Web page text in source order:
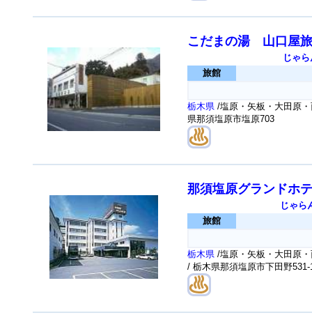
こだまの湯 山口屋
じゃ
旅館
栃木県 /塩原・矢板・大田原
県那須塩原市塩原703
那須塩原グランドホ
じゃら
旅館
栃木県 /塩原・矢板・大田原
/ 栃木県那須塩原市下田野531-